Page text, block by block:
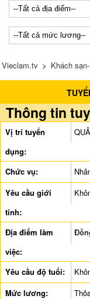
Vieclam.tv > Khách
Thông tin
Vị trí tuyển
dụng:
Chức vụ:
Yêu cầu giới
tính:
Địa điểm làm
việc:
Yêu cầu độ tuổi:
Mức lương: